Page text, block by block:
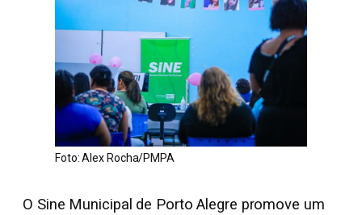
Foto: Alex Rocha/PMPA
O Sine Municipal de Porto Alegre promove um